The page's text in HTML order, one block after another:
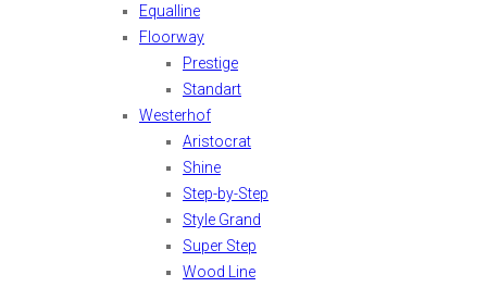
Equalline
Floorway
Prestige
Standart
Westerhof
Aristocrat
Shine
Step-by-Step
Style Grand
Super Step
Wood Line